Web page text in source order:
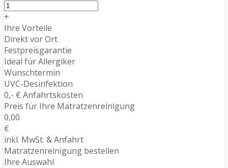
+
Ihre Vorteile
Direkt vor Ort
Festpreisgarantie
Ideal für Allergiker
Wunschtermin
UVC-Desinfektion
0,- € Anfahrtskosten
Preis für Ihre Matratzenreinigung
0,00
€
inkl. MwSt. & Anfahrt
Matratzenreinigung bestellen
Ihre Auswahl